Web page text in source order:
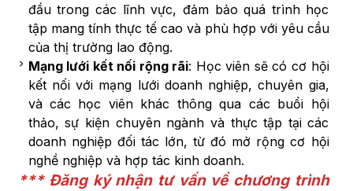
đầu trong các lĩnh vực, đảm bảo quá trình học
tập mang tính thực tế cao và phù hợp với yêu cầu
của thị trường lao động.
Mạng lưới kết nối rộng rãi: Học viên sẽ có cơ hội
kết nối với mạng lưới doanh nghiệp, chuyên gia,
và các học viên khác thông qua các buổi hội
thảo, sự kiện chuyên ngành và thực tập tại các
doanh nghiệp đối tác lớn, từ đó mở rộng cơ hội
nghề nghiệp và hợp tác kinh doanh.
*** Đăng ký nhận tư vấn về chương trình